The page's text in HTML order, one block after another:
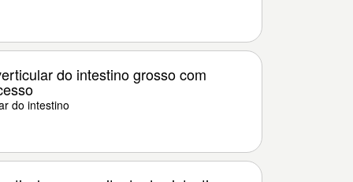
do intestino grosso com
do intestino